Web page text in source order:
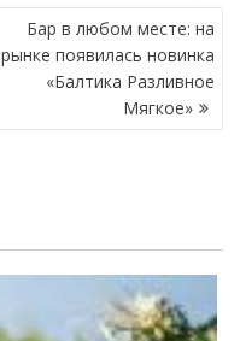
Бар в любом месте: на
рынке появилась новинка
«Балтика Разливное
Мягкое»